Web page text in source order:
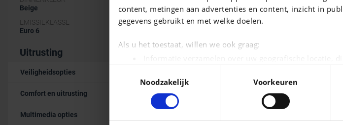
content, metingen aan advertenties en content, inzicht in
gegevens gebruikt en met welke doelen.
Als u het toestaat, willen we ook graag:
Lees meer over hoe uw persoonlijke gegevens worden
kunt uw toestemming op elk moment wijzigen of intrekken in
We gebruiken cookies om content en advertenties te
Noodzakelijk
Voorkeuren
Beige
Leder
EMISSIEKLASSE
Euro 6
METAALKLEUR
Uitrusting
Veiligheidsopties
Comfort en uitrusting
Multimedia opties